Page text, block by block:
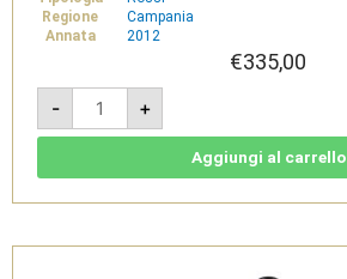
Regione
Campania
Annata
2012
€335,00
-
Montevetrano
2012
-
IGT
3L
+
Aggiungi al carrello